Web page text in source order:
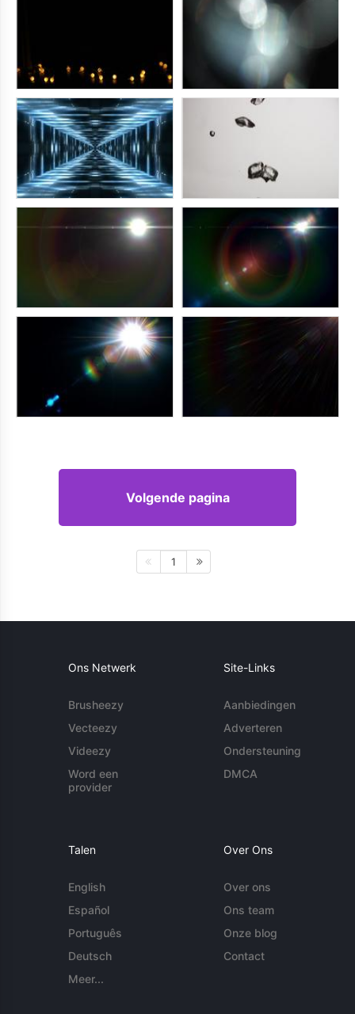
Volgende pagina
1
Ons Netwerk
Brusheezy
Vecteezy
Videezy
Word een
provider
Site-Links
Aanbiedingen
Adverteren
Ondersteuning
DMCA
Talen
English
Español
Português
Deutsch
Meer...
Over Ons
Over ons
Ons team
Onze blog
Contact